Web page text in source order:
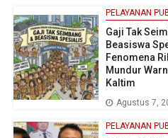
PELAYANAN
Gaji Tak
Beasiswa
Fenomena
Mundur
Kaltim
Agustus 7,
PELAYANAN